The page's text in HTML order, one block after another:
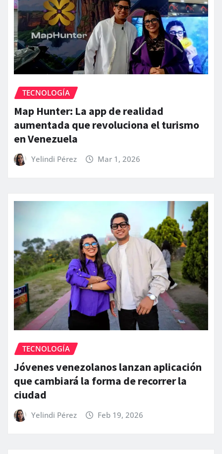
TECNOLOGÍA
Map Hunter: La app de realidad
aumentada que revoluciona el turismo
en Venezuela
Yelindi Pérez Mar 1, 2026
TECNOLOGÍA
Jóvenes venezolanos lanzan aplicación
que cambiará la forma de recorrer la
ciudad
Yelindi Pérez Feb 19, 2026